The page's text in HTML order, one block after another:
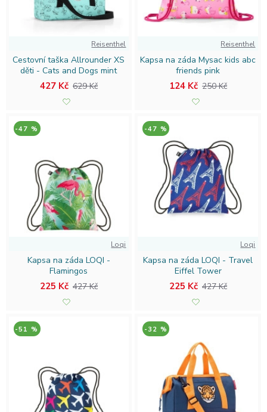
Reisenthel
Cestovní taška Allrounder XS
děti - Cats and Dogs mint
427 Kč 629 Kč
Reisenthel
Kapsa na záda Mysac kids abc
friends pink
124 Kč 250 Kč
-47 %
Loqi
Kapsa na záda LOQI -
Flamingos
225 Kč 427 Kč
-47 %
Loqi
Kapsa na záda LOQI - Travel
Eiffel Tower
225 Kč 427 Kč
-51 % -32 %